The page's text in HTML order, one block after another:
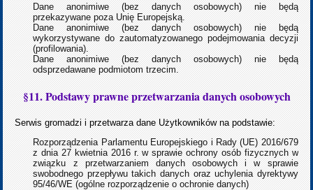
Dane anonimiwe (bez danych osobowych) nie będą
przekazywane poza Unię Europejską.
Dane anonimiwe (bez danych osobowych) nie będą
wykorzystywane do zautomatyzowanego podejmowania decyzji
(profilowania).
Dane anonimiwe (bez danych osobowych) nie będą
odsprzedawane podmiotom trzecim.
§11. Podstawy prawne przetwarzania danych osobowych
Serwis gromadzi i przetwarza dane Użytkowników na podstawie:
Rozporządzenia Parlamentu Europejskiego i Rady (UE) 2016/679
z dnia 27 kwietnia 2016 r. w sprawie ochrony osób fizycznych w
związku z przetwarzaniem danych osobowych i w sprawie
swobodnego przepływu takich danych oraz uchylenia dyrektywy
95/46/WE (ogólne rozporządzenie o ochronie danych)